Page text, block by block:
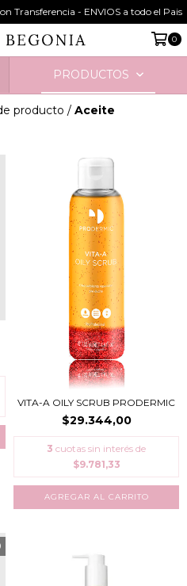
Transferencia - ENVIOS a todo el Pais
0
PRODUCTOS
producto / Aceite
VITA-A OILY SCRUB PRODERMIC
$29.344,00
3 cuotas sin interés de
$9.781,33